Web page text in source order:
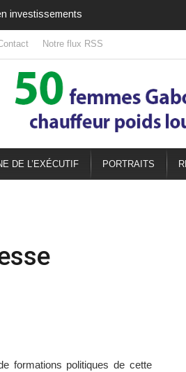
célèbre aussi l’amitié africaine
Notre flux RSS
DE L’EXÉCUTIF PORTRAITS
formations politiques de cette